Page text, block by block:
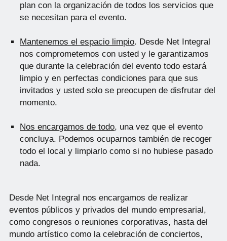
plan con la organización de todos los servicios que
se necesitan para el evento.
Mantenemos el espacio limpio. Desde Net Integral
nos comprometemos con usted y le garantizamos
que durante la celebración del evento todo estará
limpio y en perfectas condiciones para que sus
invitados y usted solo se preocupen de disfrutar del
momento.
Nos encargamos de todo, una vez que el evento
concluya. Podemos ocuparnos también de recoger
todo el local y limpiarlo como si no hubiese pasado
nada.
Desde Net Integral nos encargamos de realizar
eventos públicos y privados del mundo empresarial,
como congresos o reuniones corporativas, hasta del
mundo artístico como la celebración de conciertos,